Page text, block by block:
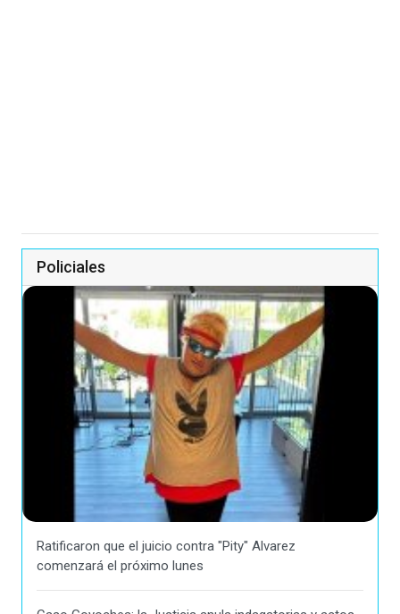
Policiales
Ratificaron que el juicio contra "Pity" Alvarez
comenzará el próximo lunes